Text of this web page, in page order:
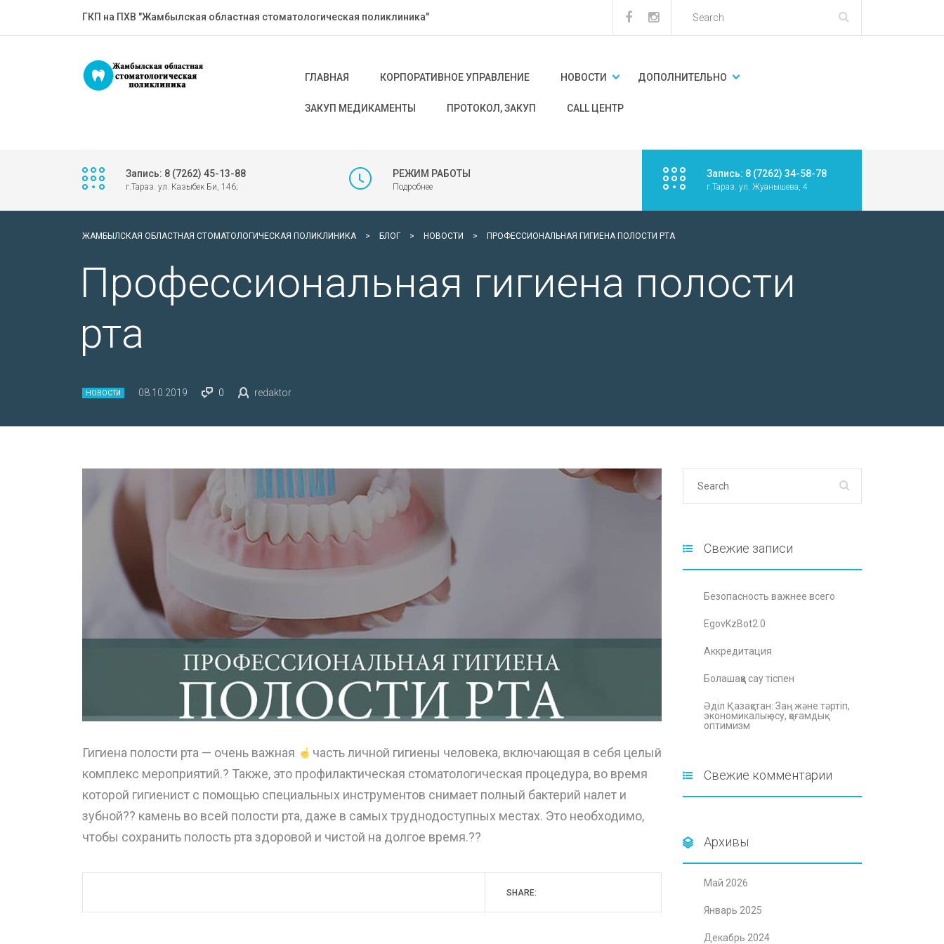
ГКП на ПХВ "Жамбылская областная стоматологическая поликлиника"
ГЛАВНАЯ КОРПОРАТИВНОЕ УПРАВЛЕНИЕ НОВОСТИ ДОПОЛНИТЕЛЬНО
ЗАКУП МЕДИКАМЕНТЫ ПРОТОКОЛ, ЗАКУП CALL ЦЕНТР
Запись: 8 (7262) 45-13-88
г.Тараз. ул. Казыбек Би, 146;
РЕЖИМ РАБОТЫ
Подробнее
Запись: 8 (7262) 34-58-78
г.Тараз. ул. Жуанышева, 4
ЖАМБЫЛСКАЯ ОБЛАСТНАЯ СТОМАТОЛОГИЧЕСКАЯ ПОЛИКЛИНИКА > БЛОГ > НОВОСТИ > ПРОФЕССИОНАЛЬНАЯ ГИГИЕНА ПОЛОСТИ РТА
Профессиональная гигиена полости
рта
НОВОСТИ 08.10.2019 0 redaktor
Гигиена полости рта — очень важная
часть личной гигиены человека, включающая в себя целый
комплекс мероприятий.? Также, это профилактическая стоматологическая процедура, во время
которой гигиенист с помощью специальных инструментов снимает полный бактерий налет и
зубной?? камень во всей полости рта, даже в самых труднодоступных местах. Это необходимо,
чтобы сохранить полость рта здоровой и чистой на долгое время.??
SHARE:
Свежие записи
Безопасность важнее всего
EgovKzBot2.0
Аккредитация
Болашаққа сау тіспен
Әділ Қазақстан: Заң және тәртіп,
экономикалық өсу, қоғамдық
оптимизм
Свежие комментарии
Архивы
Май 2026
Январь 2025
Декабрь 2024